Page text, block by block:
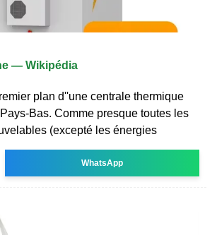
— Wikipédia
plan d''une centrale thermique
Bas. Comme presque toutes les
(excepté les énergies
WhatsApp